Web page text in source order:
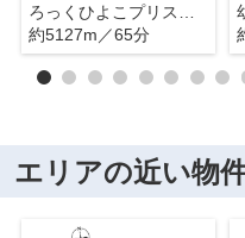
約5127m／65分
エリアの近い物